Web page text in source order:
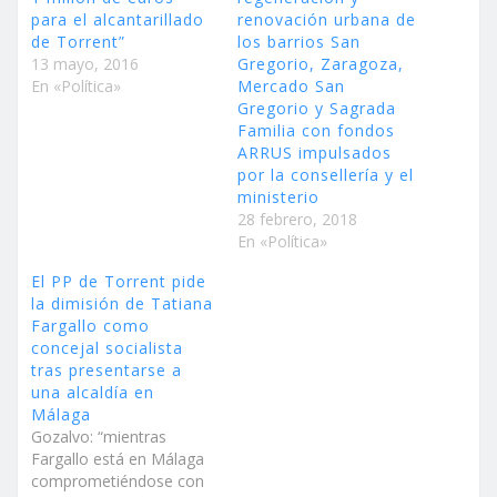
para el alcantarillado
de Torrent”
13 mayo, 2016
En «Política»
renovación urbana de
los barrios San
Gregorio, Zaragoza,
Mercado San
Gregorio y Sagrada
Familia con fondos
ARRUS impulsados
por la consellería y el
ministerio
28 febrero, 2018
En «Política»
El PP de Torrent pide
la dimisión de Tatiana
Fargallo como
concejal socialista
tras presentarse a
una alcaldía en
Málaga
Gozalvo: “mientras
Fargallo está en Málaga
comprometiéndose con